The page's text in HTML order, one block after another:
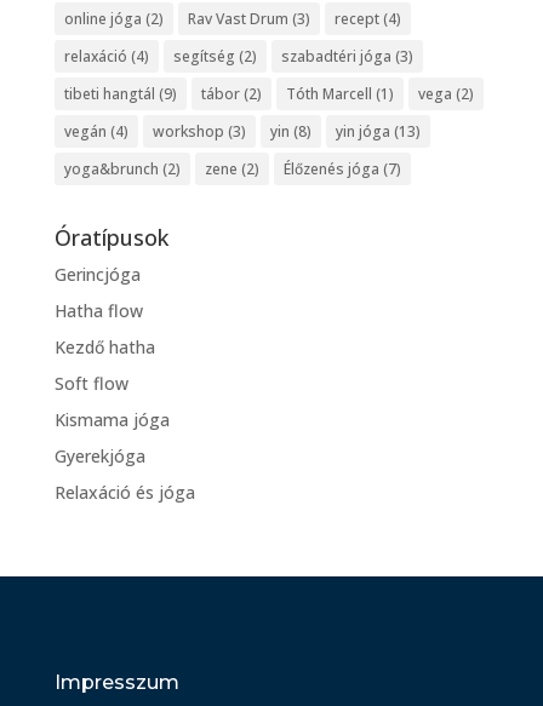
online jóga (2) Rav Vast Drum (3) recept(4)
relaxáció (4) segítség (2) szabadtéri jóga (3)
tibeti hangtál (9) tábor(2) Tóth Marcell (1) vega (2)
vegán (4) workshop (3) yin (8) yin jóga (13)
yoga&brunch (2) zene (2) Élőzenés jóga (7)
Óratípusok
Gerincjóga
Hatha flow
Kezdő hatha
Soft flow
Kismama jóga
Gyerekjóga
Relaxáció és jóga
Impresszum